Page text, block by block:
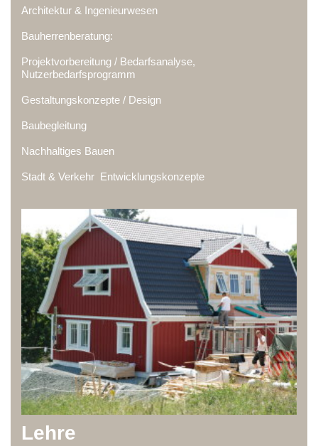
Architektur & Ingenieurwesen
Bauherrenberatung:
Projektvorbereitung / Bedarfsanalyse,
Nutzerbedarfsprogramm
Gestaltungskonzepte / Design
Baubegleitung
Nachhaltiges Bauen
Stadt & Verkehr Entwicklungskonzepte
Lehre